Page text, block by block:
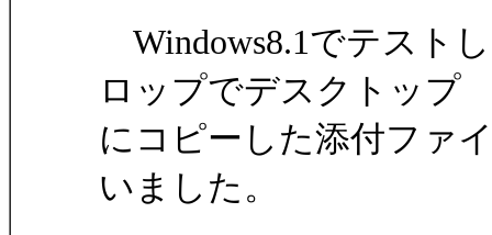
Windows8.1でテスト
ロップでデスクトップ
にコピーした添付ファ
いました。